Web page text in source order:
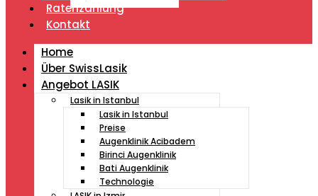
Ratenzahlung
Kontakt
Home
Über SwissLasik
Angebot LASIK
Lasik in Istanbul
Lasik in Istanbul
Preise
Augenklinik Acibadem
Birinci Augenklinik
Bati Augenklinik
Technologie